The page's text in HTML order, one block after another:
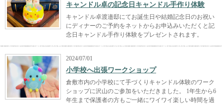
キャンドル卓の記念日キャンドル手作り体験
キャンドル卓渡邉邸にてお誕生日や結婚記念日のお祝い
にディナーのご予約をネットからお申込みいただくと記
念日キャンドル手作り体験をプレゼントされます。
2024/07/01
小学校へ出張ワークショップ
倉敷市内の小学校にて手づくりキャンドル体験のワーク
ショップに沢山のご参加をいただきました。 1年生から6
年生まで保護者の方もご一緒にワイワイ楽しい時間を過